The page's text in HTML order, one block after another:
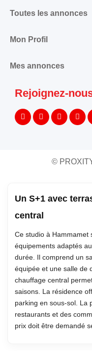
Toutes les annonces
Mon Profil
Mes annonces
Rejoignez-
©
Un S+1 avec
central
Ce studio à Hammamet
équipements adaptés
durée. Il comprend un
équipée et une salle de
chauffage central
saisons. La résidence
parking en sous-sol. La
restaurants et des
prix doit être demandé